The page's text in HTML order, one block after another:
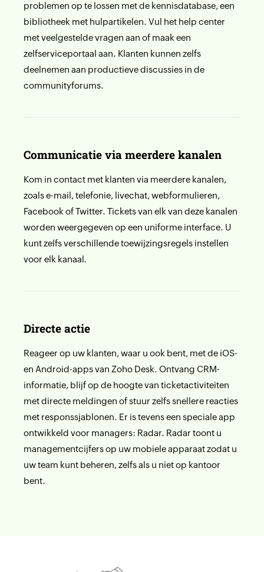
problemen op te lossen met de kennisdatabase, een
bibliotheek met hulpartikelen. Vul het help center
met veelgestelde vragen aan of maak een
zelfserviceportaal aan. Klanten kunnen zelfs
deelnemen aan productieve discussies in de
communityforums.
Communicatie via meerdere kanalen
Kom in contact met klanten via meerdere kanalen,
zoals e-mail, telefonie, livechat, webformulieren,
Facebook of Twitter. Tickets van elk van deze kanalen
worden weergegeven op een uniforme interface. U
kunt zelfs verschillende toewijzingsregels instellen
voor elk kanaal.
Directe actie
Reageer op uw klanten, waar u ook bent, met de iOS-
en Android-apps van Zoho Desk. Ontvang CRM-
informatie, blijf op de hoogte van ticketactiviteiten
met directe meldingen of stuur zelfs snellere reacties
met responssjablonen. Er is tevens een speciale app
ontwikkeld voor managers: Radar. Radar toont u
managementcijfers op uw mobiele apparaat zodat u
uw team kunt beheren, zelfs als u niet op kantoor
bent.